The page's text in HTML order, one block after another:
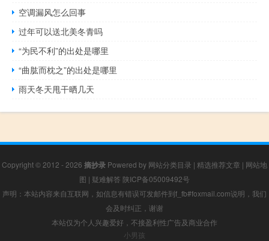
空调漏风怎么回事
过年可以送北美冬青吗
“为民不利”的出处是哪里
“曲肱而枕之”的出处是哪里
雨天冬天甩干晒几天
Copyright © 2012 - 2026 摘抄录 Powered by 网站分类目录 | 精选推荐文章 | 网站地
图 | 疑难解答 陕ICP备05009492号
声明：本站内容来自互联网，如信息有错误可发邮件到f_fb#foxmail.com说明，我们
会及时纠正，谢谢
本站仅为个人兴趣爱好，不接盈利性广告及商业合作
小男孩